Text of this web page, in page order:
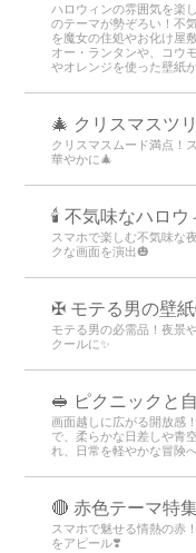
ハロウィンの雰囲気を楽
のテーマが勢ぞろい！不
を魔女の住処やお化け屋
オー・ランタンや、コウ
やオレンジを使った壁紙
🎄 クリスマスツ
クリスマスムード満点！
華やかに🎄
🕯️ 不気味なハロウ
スマホで楽しむ不気味な
クな画面を演出🎃
✠ モテる男の壁
モテる男の必需品！夜景
クールに✨
🥪 ピクニックと
画面越しに広がる開放感
で、柔らかな日差しや青
れ、日常を軽やかな冒険
🔴 赤色テーマ特
スマホで魅せる情熱の赤
をアピール❣️